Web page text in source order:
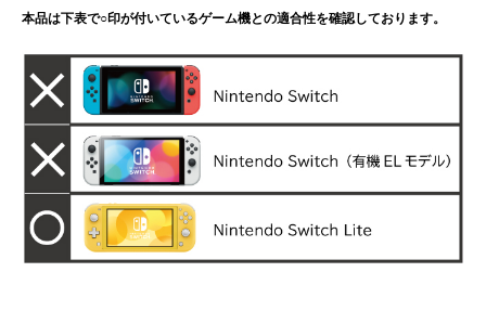
本品は下表で○印が付いているゲーム機との適合性を確認しております。